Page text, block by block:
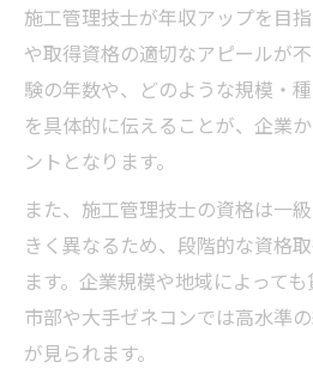
施工管理技士が年収アップを目
や取得資格の適切なアピールが
験の年数や、どのような規模・
を具体的に伝えることが、企業
ントとなります。
また、施工管理技士の資格は一
きく異なるため、段階的な資格
ます。企業規模や地域によって
市部や大手ゼネコンでは高水準
が見られます。